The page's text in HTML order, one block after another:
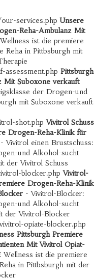
services.phpUnsere
Reha-Ambulanz Mit
ist die premiere
Reha in Pittbsburgh mit
Pittsburgh
Mit Suboxone verkauft
der Drogen-und
mit Suboxone verkauft
shot.phpVivitrol Schuss
Drogen-Reha-Klinik für
- Vivitrol einen Brustschuss:
und Alkohol-sucht
der Vivitrol Schuss
blocker.phpVivitrol-
Drogen-Reha-Klinik
- Vivitrol-Blocker:
und Alkohol-sucht
der Vivitrol-Blocker
opiate-blocker.php
Pittsburgh Premiere
Mit Vivitrol Opiat-
ist die premiere
in Pittbsburgh mit der